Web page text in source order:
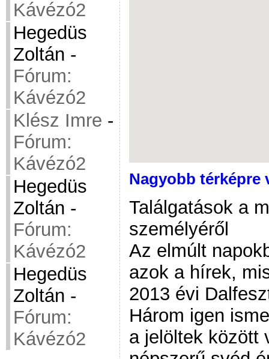
Kávézó2
Hegedüs
Zoltán -
Fórum:
Kávézó2
Klész Imre -
Fórum:
Kávézó2
Hegedüs
Zoltán -
Fórum:
Kávézó2
Hegedüs
Zoltán -
Fórum:
Kávézó2
Nagyobb térképre
Találgatások a
személyéről
Az elmúlt
azok a hírek,
2013 évi
Három igen
a jelöltek között